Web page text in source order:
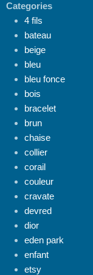
Categories
4 fils
bateau
beige
bleu
bleu fonce
bois
bracelet
brun
chaise
collier
corail
couleur
cravate
devred
dior
eden park
enfant
etsy